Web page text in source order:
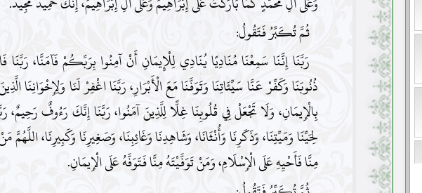
ثُمَّ تُكَبِّرُ فَتَقُولُ:
رَبَّنَا إِنَّنَا سَمِعْنَا مُنَادِيًا يُنَادِي لِلْإِيمَانِ أَنْ آمِنُوا بِرَبِّكُمْ فَآمَنَّا، رَبَّنَا
ذُنُوبَنَا وَكَفِّرْ عَنَّا سَيِّئَاتِنَا وَتَوَفَّنَا مَعَ الْأَبْرَارِ، رَبَّنَا اغْفِرْ لَنَا وَلِإِخْوَانِنَا
بِالْإِيمَانِ، وَلَا تَجْعَلْ فِي قُلُوبِنَا غِلًّا لِلَّذِينَ آمَنُوا، رَبَّنَا إِنَّكَ رَءُوفٌ رَحِيمٌ،
لِحَيِّنَا وَمَيِّتِنَا، وَذَكَرِنَا وَأُنْثَانَا، وَشَاهِدِنَا وَغَائِبِنَا، وَصَغِيرِنَا وَكَبِيرِنَا، اللَّهُمَّ
مِنَّا فَأَحْيِهِ عَلَى الْإِسْلَامِ، وَمَنْ تَوَفَّيْتَهُ مِنَّا فَتَوَفَّهُ عَلَى الْإِيمَانِ.